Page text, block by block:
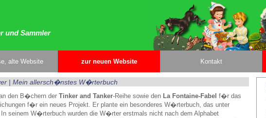
und Sammler
alte Website zur neuen Website Kontakt
| Mein allersch�nstes W�rterbuch
den B�chern derTinker and Tanker-Reihe sowie den La Fontaine-Fabel f�r das
f�r ein neues Projekt. Er plante ein besonderes W�rterbuch, das unter
seinem W�rterbuch wurden die W�rter erstmals nicht nach dem Alphabet